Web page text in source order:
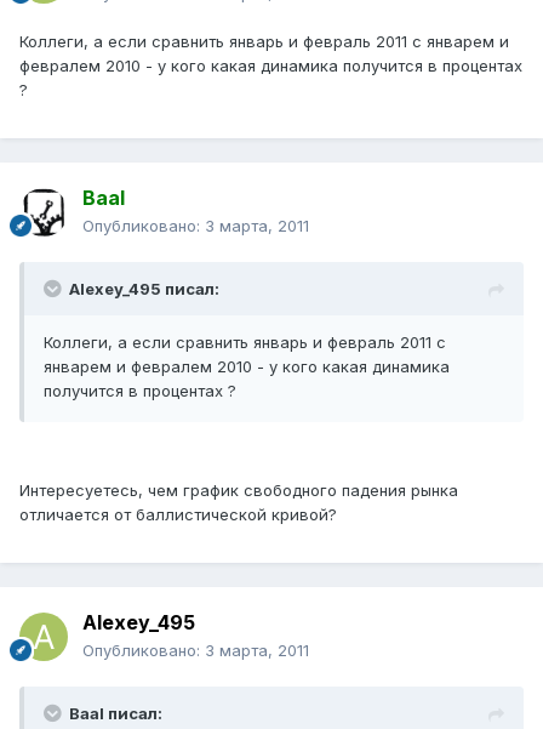
Коллеги, а если сравнить январь и февраль 2011 с январем и
февралем 2010 - у кого какая динамика получится в процентах
?
Baal
Опубликовано: 3 марта, 2011
Alexey_495 писал:
Коллеги, а если сравнить январь и февраль 2011 с
январем и февралем 2010 - у кого какая динамика
получится в процентах ?
Интересуетесь, чем график свободного падения рынка
отличается от баллистической кривой?
Alexey_495
Опубликовано: 3 марта, 2011
Baal писал: